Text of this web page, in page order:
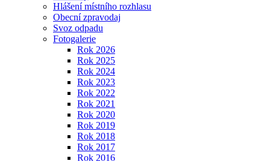
Hlášení místního rozhlasu
Obecní zpravodaj
Svoz odpadu
Fotogalerie
Rok 2026
Rok 2025
Rok 2024
Rok 2023
Rok 2022
Rok 2021
Rok 2020
Rok 2019
Rok 2018
Rok 2017
Rok 2016